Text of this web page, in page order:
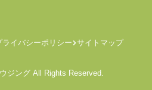
ライバシーポリシー サイトマップ
ジング All Rights Reserved.